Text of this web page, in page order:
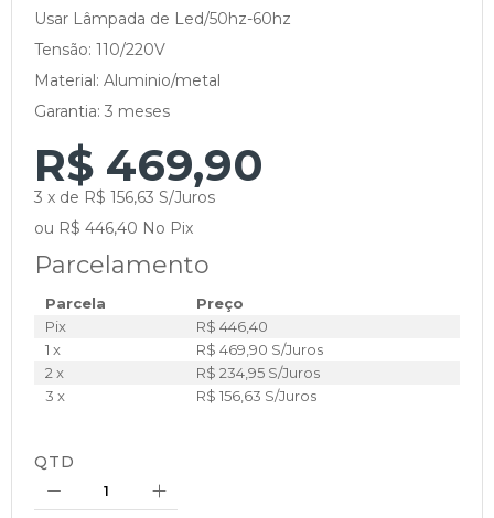
Usar Lâmpada de Led/50hz-60hz
Tensão: 110/220V
Material: Aluminio/metal
Garantia: 3 meses
R$ 469,90
3 x de R$ 156,63 S/Juros
ou R$ 446,40 No Pix
Parcelamento
Parcela
Preço
Pix
R$ 446,40
1 x
R$ 469,90 S/Juros
2 x
R$ 234,95 S/Juros
3 x
R$ 156,63 S/Juros
QTD